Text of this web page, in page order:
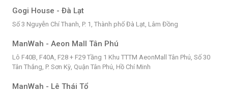
Gogi House - Đà Lạt
Số 3 Nguyễn Chí Thanh, P. 1, Thành phố Đà Lạt, Lâm Đồng
ManWah - Aeon Mall Tân Phú
Lô F40B, F40A, F28 + F29 Tầng 1 Khu TTTM AeonMall Tân Phú, Số 30
Tân Thắng, P. Sơn Kỳ, Quận Tân Phú, Hồ Chí Minh
ManWah - Lê Thái Tổ